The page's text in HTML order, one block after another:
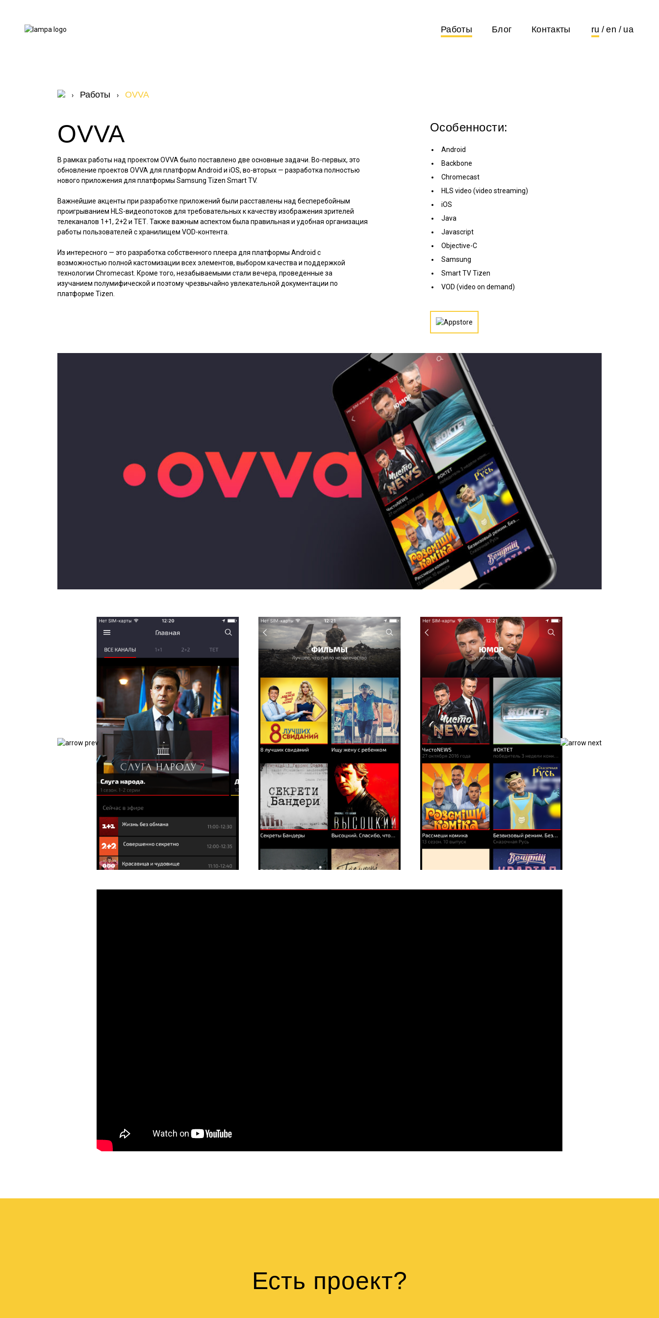
Работы Блог Контакты ru en ua
› Работы › OVVA
OVVA
В рамках работы над проектом OVVA было поставлено две основные задачи. Во-первых, это
обновление проектов OVVA для платформ Android и iOS, во-вторых — разработка полностью
нового приложения для платформы Samsung Tizen Smart TV.
Важнейшие акценты при разработке приложений были расставлены над бесперебойным
проигрыванием HLS-видеопотоков для требовательных к качеству изображения зрителей
телеканалов 1+1, 2+2 и ТЕТ. Также важным аспектом была правильная и удобная организация
работы пользователей с хранилищем VOD-контента.
Из интересного — это разработка собственного плеера для платформы Android с
возможностью полной кастомизации всех элементов, выбором качества и поддержкой
технологии Chromecast. Кроме того, незабываемыми стали вечера, проведенные за
изучанием полумифической и поэтому чрезвычайно увлекательной документации по
платформе Tizen.
Особенности:
Android
Backbone
Chromecast
HLS video (video streaming)
iOS
Java
Javascript
Objective-C
Samsung
Smart TV Tizen
VOD (video on demand)
Есть проект?